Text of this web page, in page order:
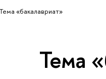
«бакалавриат»
Тема